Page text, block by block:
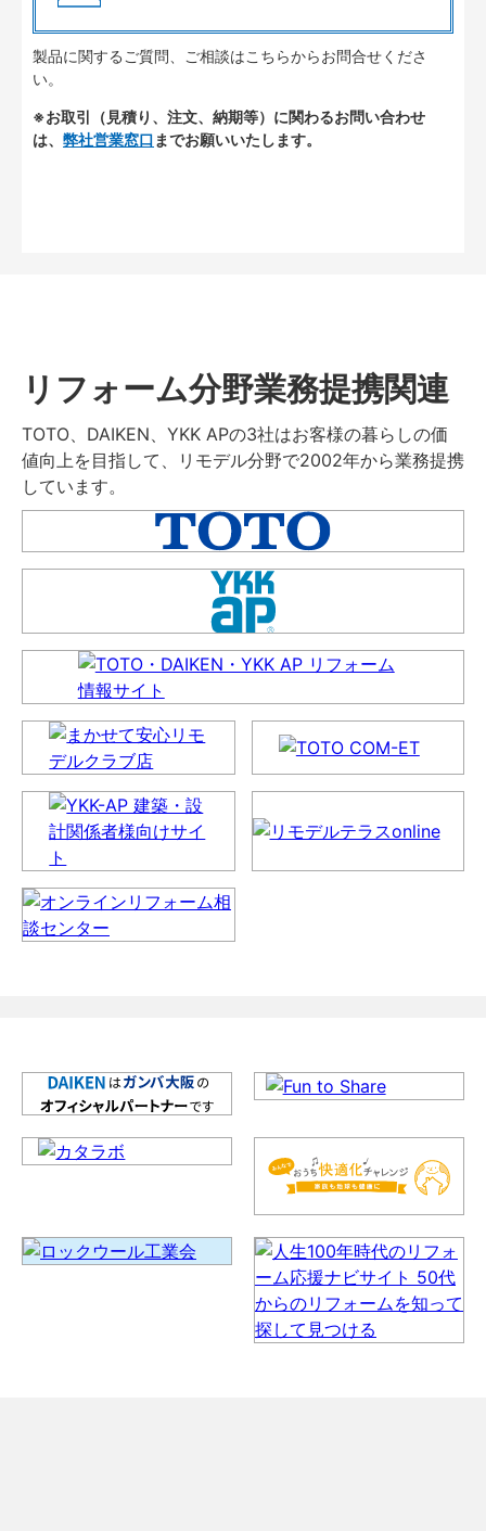
製品に関するご質問、ご相談はこちらからお問合せくださ
い。
※お取引（見積り、注文、納期等）に関わるお問い合わせ
は、 弊社営業窓口 までお願いいたします。
リフォーム分野業務提携関連
TOTO、DAIKEN、YKK APの3社はお客様の暮らしの価
値向上を目指して、リモデル分野で2002年から業務提携
しています。